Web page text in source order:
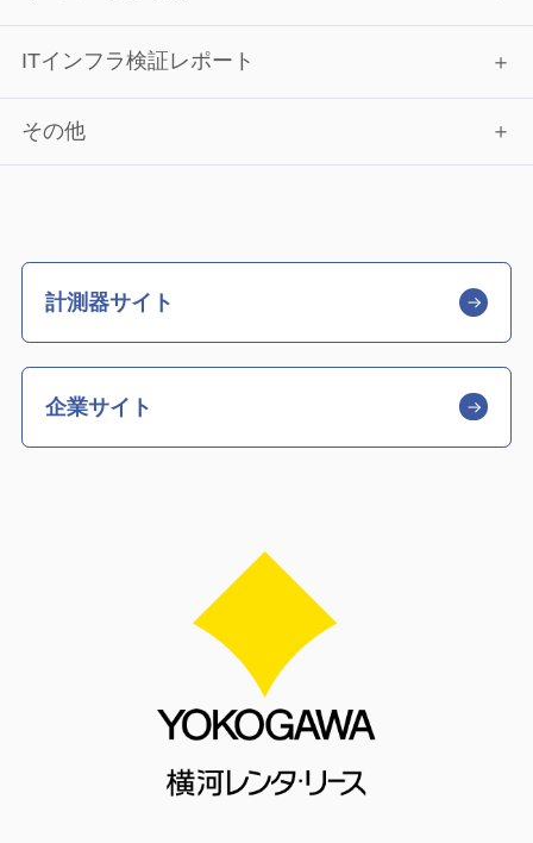
ITインフラ検証レポート
その他
計測器サイト
企業サイト